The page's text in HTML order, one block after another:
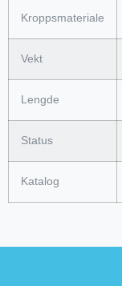
Kroppsmateriale
Vekt
Lengde
Status
Katalog